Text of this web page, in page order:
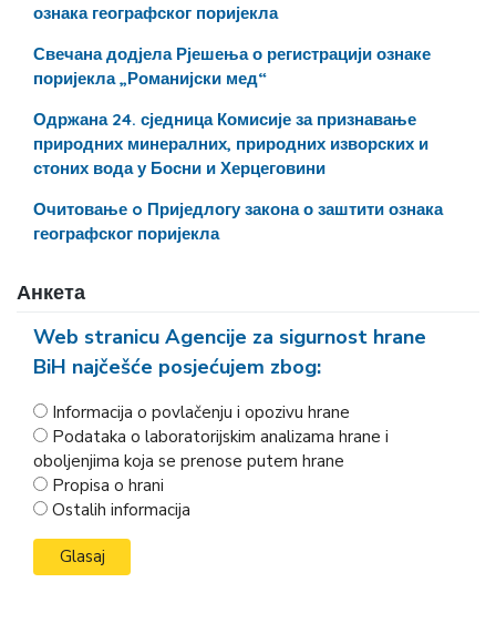
ознака географског поријекла
Свечана додјела Рјешења о регистрацији ознаке
поријекла „Романијски мед“
Одржана 24. сједница Комисије за признавање
природних минералних, природних изворских и
стоних вода у Босни и Херцеговини
Очитовање o Приједлогу закона о заштити ознака
географског поријекла
Анкета
Web stranicu Agencije za sigurnost hrane
BiH najčešće posjećujem zbog:
Informacija o povlačenju i opozivu hrane
Podataka o laboratorijskim analizama hrane i
oboljenjima koja se prenose putem hrane
Propisa o hrani
Ostalih informacija